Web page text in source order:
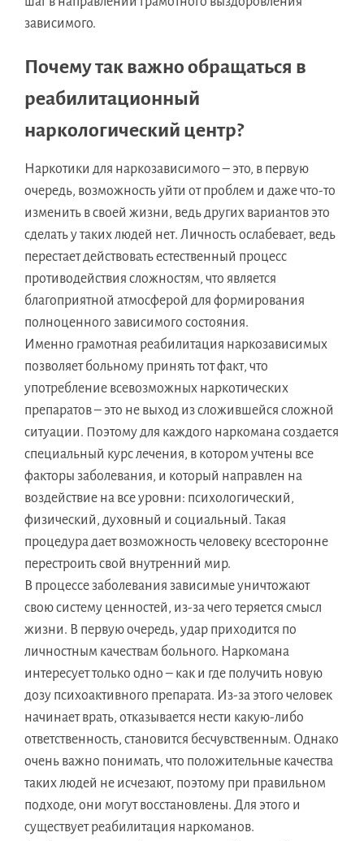
зависимого.
Почему так важно обращаться в
реабилитационный
наркологический центр?
Наркотики для наркозависимого – это, в первую
очередь, возможность уйти от проблем и даже что-то
изменить в своей жизни, ведь других вариантов это
сделать у таких людей нет. Личность ослабевает, ведь
перестает действовать естественный процесс
противодействия сложностям, что является
благоприятной атмосферой для формирования
полноценного зависимого состояния.
Именно грамотная реабилитация наркозависимых
позволяет больному принять тот факт, что
употребление всевозможных наркотических
препаратов – это не выход из сложившейся сложной
ситуации. Поэтому для каждого наркомана создается
специальный курс лечения, в котором учтены все
факторы заболевания, и который направлен на
воздействие на все уровни: психологический,
физический, духовный и социальный. Такая
процедура дает возможность человеку всесторонне
перестроить свой внутренний мир.
В процессе заболевания зависимые уничтожают
свою систему ценностей, из-за чего теряется смысл
жизни. В первую очередь, удар приходится по
личностным качествам больного. Наркомана
интересует только одно – как и где получить новую
дозу психоактивного препарата. Из-за этого человек
начинает врать, отказывается нести какую-либо
ответственность, становится бесчувственным. Однако
очень важно понимать, что положительные качества
таких людей не исчезают, поэтому при правильном
подходе, они могут восстановлены. Для этого и
существует реабилитация наркоманов.